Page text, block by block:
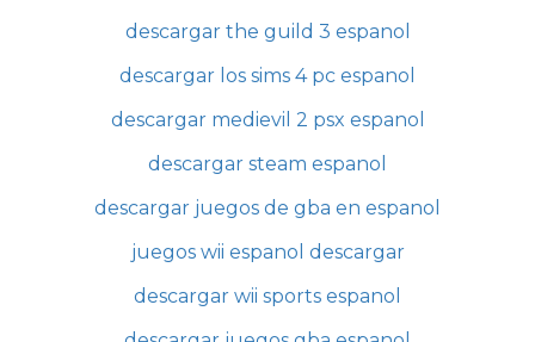
descargar the guild 3 espanol
descargar los sims 4 pc espanol
descargar medievil 2 psx espanol
descargar steam espanol
descargar juegos de gba en espanol
juegos wii espanol descargar
descargar wii sports espanol